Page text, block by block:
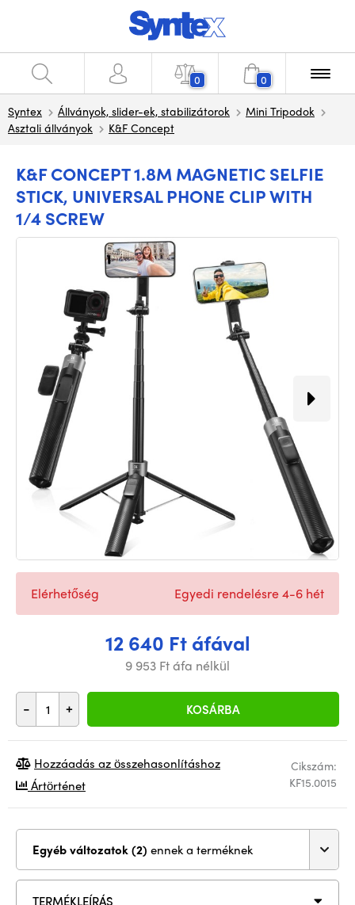
0 0
Syntex Állványok, slider-ek, stabilizátorok
Mini Tripodok
Asztali állványok
K&F Concept
K&F CONCEPT 1.8M MAGNETIC SELFIE
STICK, UNIVERSAL PHONE CLIP WITH
1/4 SCREW
12 640 Ft áfával
9 953 Ft áfa nélkül
- + KOSÁRBA
Elérhetőség Egyedi rendelésre 4-6 hét
Cikszám:
KF15.0015
Hozzáadás az összehasonlításhoz
Ártörténet
Egyéb változatok (2) ennek a terméknek
TERMÉKLEÍRÁS